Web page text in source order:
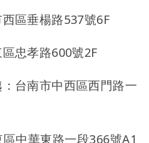
區垂楊路537號6F
忠孝路600號2F
台南市中西區西門路一
中華東路一段366號A1